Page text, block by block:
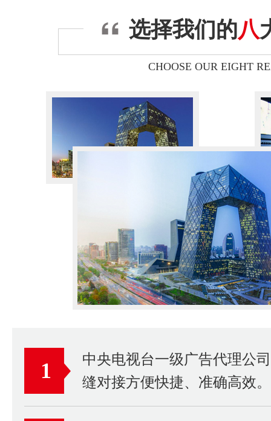
选择我们的八
CHOOSE OUR EIGHT
1
中央电视台一级广告代理公
缝对接方便快捷、准确高效。